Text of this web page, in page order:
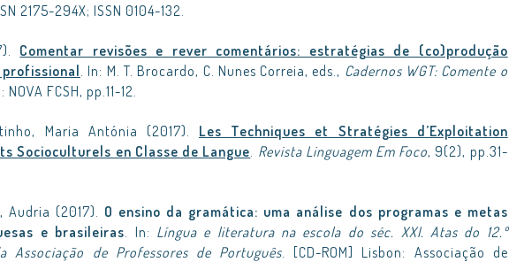
2175-294X; ISSN 0104-132.
Comentar revisões e rever comentários: estratégias de (co)produção
. In: M. T. Brocardo, C. Nunes Correia, eds., Cadernos WGT: Comente o
NOVA FCSH, pp.11-12.
Maria Antónia (2017). Les Techniques et Stratégies d’Exploitation
Socioculturels en Classe de Langue. Revista Linguagem Em Foco, 9(2), pp.31-
Audria (2017). O ensino da gramática: uma análise dos programas e metas
e brasileiras. In: Língua e literatura na escola do séc. XXI. Atas do 12.º
Associação de Professores de Português. [CD-ROM] Lisbon: Associação de